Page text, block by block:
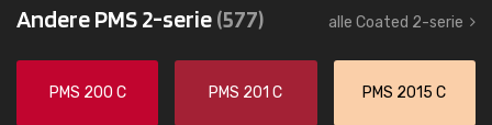
Andere PMS 2-serie(577) alle Coated 2-serie
PMS 200 C PMS 201 C PMS 2015 C